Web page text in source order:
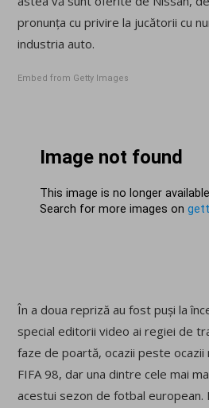
pronunța cu privire la jucătorii cu
industria auto.
Embed from Getty Images
În a doua repriză au fost puși la
special editorii video ai regiei de
faze de poartă, ocazii peste ocazii
FIFA 98, dar una dintre cele mai
acestui sezon de fotbal european.